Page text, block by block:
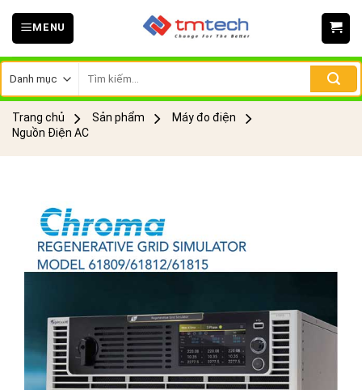
Skip
MENU
kiếm:
Trang chủ Sản phẩm
Máy đo điện
Nguồn Điện AC